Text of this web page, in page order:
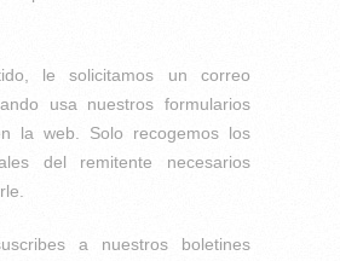
le solicitamos un correo
usa nuestros formularios
la web. Solo recogemos los
del remitente necesarios
a nuestros boletines